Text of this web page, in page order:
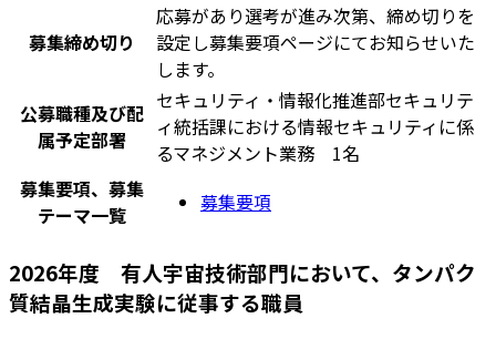
募集締め切り
応募があり選考が進み次第、締め切りを
設定し募集要項ページにてお知らせいた
します。
公募職種及び配
属予定部署
セキュリティ・情報化推進部セキュリテ
ィ統括課における情報セキュリティに係
るマネジメント業務 1名
募集要項、募集
テーマ一覧
募集要項
2026年度 有人宇宙技術部門において、タンパク
質結晶生成実験に従事する職員